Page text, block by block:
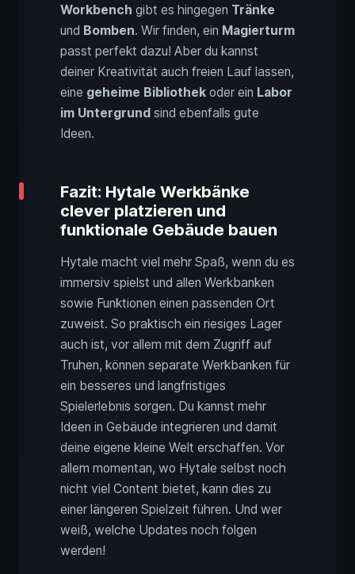
Workbench gibt es hingegen Tränke
und Bomben. Wir finden, ein Magierturm
passt perfekt dazu! Aber du kannst
deiner Kreativität auch freien Lauf lassen,
eine geheime Bibliothek oder ein Labor
im Untergrund sind ebenfalls gute
Ideen.
Fazit: Hytale Werkbänke
clever platzieren und
funktionale Gebäude bauen
Hytale macht viel mehr Spaß, wenn du es
immersiv spielst und allen Werkbanken
sowie Funktionen einen passenden Ort
zuweist. So praktisch ein riesiges Lager
auch ist, vor allem mit dem Zugriff auf
Truhen, können separate Werkbanken für
ein besseres und langfristiges
Spielerlebnis sorgen. Du kannst mehr
Ideen in Gebäude integrieren und damit
deine eigene kleine Welt erschaffen. Vor
allem momentan, wo Hytale selbst noch
nicht viel Content bietet, kann dies zu
einer längeren Spielzeit führen. Und wer
weiß, welche Updates noch folgen
werden!